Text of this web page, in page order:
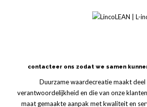
contacteer ons zodat we samen
Duurzame waardecreatie maakt deel
verantwoordelijkheid en die van onze
maat gemaakte aanpak met kwaliteit en